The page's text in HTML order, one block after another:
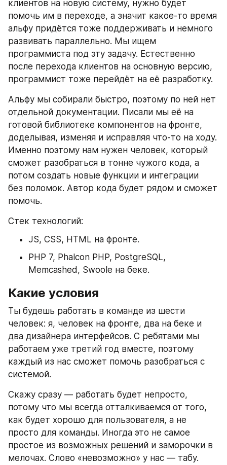
клиентов на новую систему, нужно будет
помочь им в переходе, а значит какое-то время
альфу придётся тоже поддерживать и немного
развивать параллельно. Мы ищем
программиста под эту задачу. Естественно
после перехода клиентов на основную версию,
программист тоже перейдёт на её разработку.
Альфу мы собирали быстро, поэтому по ней нет
отдельной документации. Писали мы её на
готовой библиотеке компонентов на фронте,
доделывая, изменяя и исправляя что-то на ходу.
Именно поэтому нам нужен человек, который
сможет разобраться в тонне чужого кода, а
потом создать новые функции и интеграции
без поломок. Автор кода будет рядом и сможет
помочь.
Стек технологий:
JS, CSS, HTML на фронте.
PHP 7, Phalcon PHP, PostgreSQL,
Memcashed, Swoole на беке.
Какие условия
Ты будешь работать в команде из шести
человек: я, человек на фронте, два на беке и
два дизайнера интерфейсов. С ребятами мы
работаем уже третий год вместе, поэтому
каждый из нас сможет помочь разобраться с
системой.
Скажу сразу — работать будет непросто,
потому что мы всегда отталкиваемся от того,
как будет хорошо для пользователя, а не
просто для команды. Иногда это не самое
простое из возможных решений и заморочки в
мелочах. Слово «невозможно» у нас — табу.